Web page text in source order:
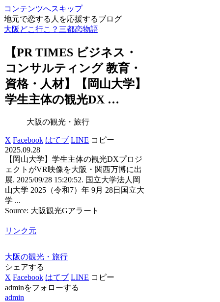
コンテンツへスキップ
地元で恋する人を応援するブログ
大阪どこ行こ？三都恋物語
【PR TIMES ビジネス・
コンサルティング 教育・
資格・人材】【岡山大学】
学生主体の観光DX …
大阪の観光・旅行
X Facebook はてブ LINE コピー
2025.09.28
【岡山大学】学生主体の観光DXプロジ
ェクトがVR映像を大阪・関西万博に出
展. 2025/09/28 15:20:52. 国立大学法人岡
山大学 2025（令和7）年 9月 28日国立大
学 ...
Source: 大阪観光Gアラート
リンク元
大阪の観光・旅行
シェアする
X Facebook はてブ LINE コピー
adminをフォローする
admin